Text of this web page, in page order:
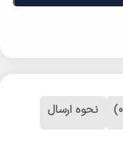
نحوه ارسال